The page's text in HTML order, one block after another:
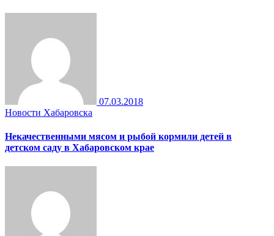
07.03.2018
Новости Хабаровска
Некачественными мясом и рыбой кормили детей в
детском саду в Хабаровском крае